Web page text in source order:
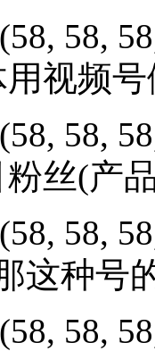
58,
视频
58,
丝(产
58,
这种号
58,